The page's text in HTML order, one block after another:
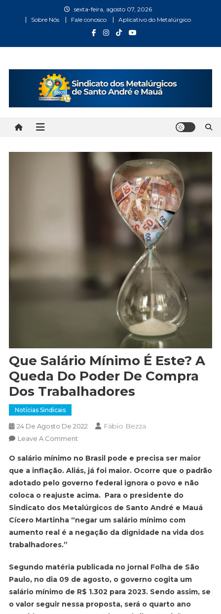
sexta-feira, agosto 07, 2026
Sobre Nós
Fale conosco Aplicativo do Metalúrgico
Metalúrgicos Santo André
e Mauá
Que Salário Mínimo É Este? A
Queda Do Poder De Compra
Dos Trabalhadores
Notícias Sindicais
24 De Agosto De 2022 Fábio Bezza
Leave A CommentOn
Salário
Mínimo
É
Este?
A
Queda
Compra
Trabalhadores
O salário mínimo no Brasil pode e precisa ser maior
que a inflação. Aliás, já foi maior. Ocorre que o padrão
adotado pelo governo federal ignora o povo e não
coloca o reajuste acima. Para o presidente do
Sindicato dos Metalúrgicos de Santo André e Mauá
Cícero Martinha “negar um salário mínimo com
aumento real é a negação da dignidade na vida dos
trabalhadores.”
Segundo matéria publicada no jornal Folha de São
Paulo, no dia 09 de agosto, o governo cogita um
salário mínimo de R$ 1.302 para 2023. Sendo assim, se
o valor seguir nessa proposta, será o quarto ano